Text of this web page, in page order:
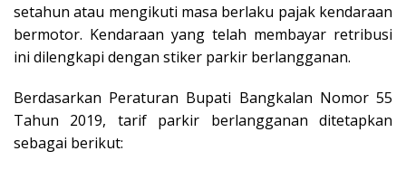
setahun atau mengikuti masa berlaku pajak kendaraan
bermotor. Kendaraan yang telah membayar retribusi
ini dilengkapi dengan stiker parkir berlangganan.
Berdasarkan Peraturan Bupati Bangkalan Nomor 55
Tahun 2019, tarif parkir berlangganan ditetapkan
sebagai berikut: